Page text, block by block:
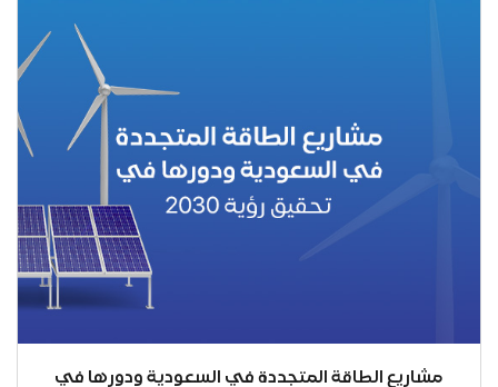
مشاريع الطاقة المتجددة في السعودية ودورها في